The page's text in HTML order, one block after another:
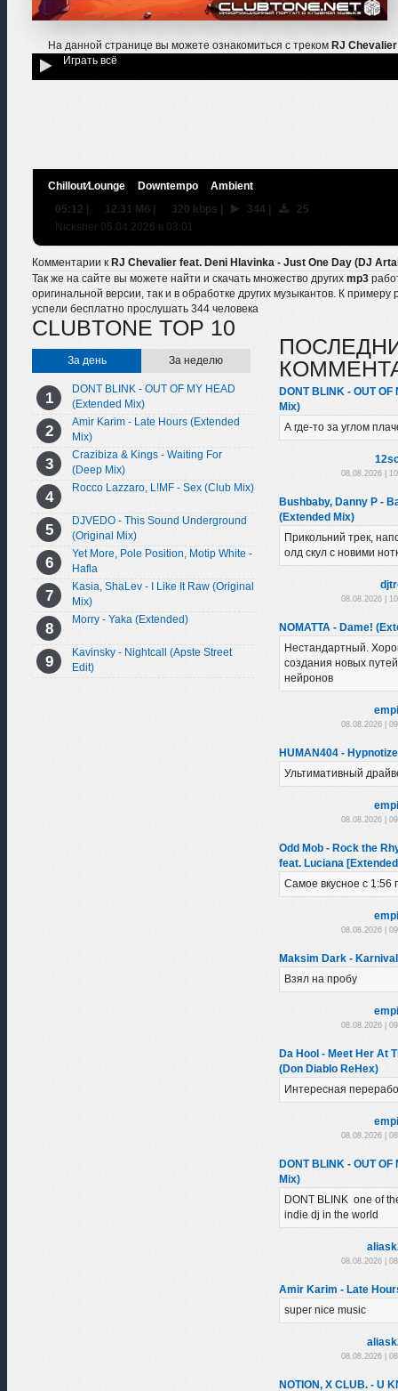
На данной странице вы можете ознакомиться с треком RJ
Играть всё
Chillout⁄Lounge Downtempo
Ambient
05:12 | 12.31 Мб | 320 kbps | 344 |
25
Nicksher 05.04.2026 в 03:01
Комментарии к RJ Chevalier feat. Deni Hlavinka - Just One Day (DJ
Так же на сайте вы можете найти и скачать множество других mp3
оригинальной версии, так и в обработке других музыкантов. К примеру
успели бесплатно прослушать 344 человека
CLUBTONE TOP 10
За день За неделю
DONT BLINK - OUT OF MY HEAD
(Extended Mix)
Amir Karim - Late Hours (Extended
Mix)
Crazibiza & Kings - Waiting For
(Deep Mix)
Rocco Lazzaro, L!MF - Sex (Club Mix)
DJVEDO - This Sound Underground
(Original Mix)
Yet More, Pole Position, Motip White -
Hafla
Kasia, ShaLev - I Like It Raw (Original
Mix)
Morry - Yaka (Extended)
Kavinsky - Nightcall (Apste Street
Edit)
DONT BLINK - OUT
Mix)
А где-то за углом
08.08.2026 |
Bushbaby, Danny P -
(Extended Mix)
Прикольний трек,
олд скул с новими
08.08.2026 |
NOMATTA - Dame!
Нестандартный.
создания новых
нейронов
08.08.2026 |
HUMAN404 -
Ультимативный
08.08.2026 |
Odd Mob - Rock the
feat. Luciana
Самое вкусное с 1:56
08.08.2026 |
Maksim Dark - Karnival
Взял на пробу
08.08.2026 |
Da Hool - Meet Her At
(Don Diablo ReHex)
Интересная
08.08.2026 |
DONT BLINK - OUT
Mix)
DONT BLINK one of
indie dj in the world
08.08.2026 |
Amir Karim - Late
super nice music
08.08.2026 |
NOTION, X CLUB. - U